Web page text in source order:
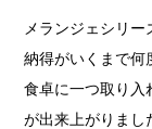
メランジェシリー
納得がいくまで何
食卓に一つ取り入
が出来上がりまし